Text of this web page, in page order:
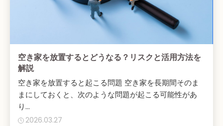
空き家を放置するとどうなる？リスクと活用方法を
解説
空き家を放置すると起こる問題 空き家を長期間そのま
まにしておくと、次のような問題が起こる可能性があ
り...
2026.03.27